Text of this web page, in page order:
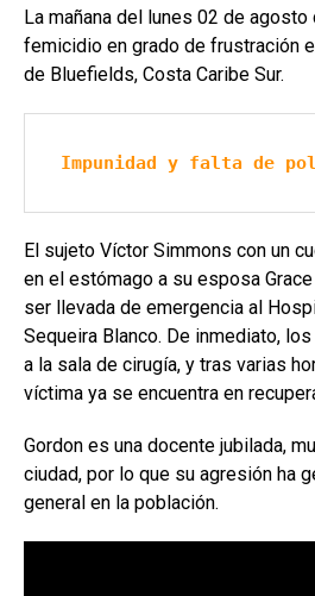
La mañana del lunes 02 de
femicidio en grado de frustración
de Bluefields, Costa Caribe Sur.
Impunidad y falta de
El sujeto Víctor Simmons con un
en el estómago a su esposa
ser llevada de emergencia al
Sequeira Blanco. De inmediato,
a la sala de cirugía, y tras varias
víctima ya se encuentra en
Gordon es una docente jubilada,
ciudad, por lo que su agresión ha
general en la población.